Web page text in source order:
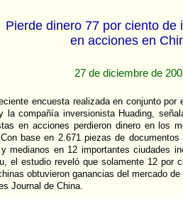
Pierde dinero 77 por ciento de
en acciones en
27 de diciembre de
encuesta realizada en conjunto por
la compañía inversionista Huading,
en acciones perdieron dinero en los
base en 2.671 piezas de
medianos en 12 importantes ciudades
el estudio reveló que solamente 12 por
obtuvieron ganancias del mercado
Journal de China.